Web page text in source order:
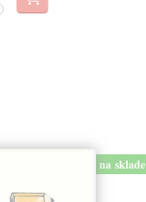
na sklade